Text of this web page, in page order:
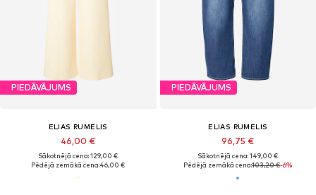
PIEDĀVĀJUMS
ELIAS RUMELIS
46,00 €
Sākotnējā cena: 129,00 €
Pēdējā zemākā cena:46,00 €
PIEDĀVĀJUMS
ELIAS RUMELIS
96,75 €
Sākotnējā cena: 149,00 €
Pēdējā zemākā cena:103,20 €-6%